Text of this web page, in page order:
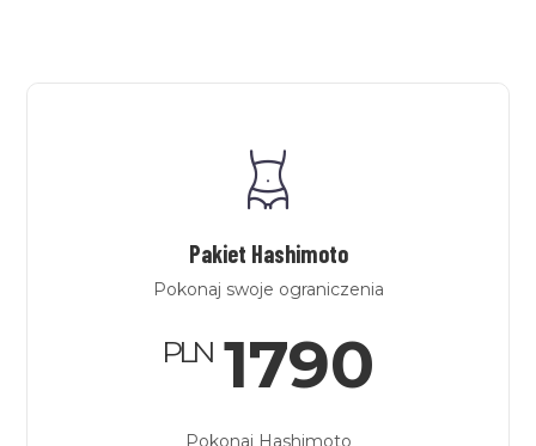
Pakiet Hashimoto
Pokonaj swoje ograniczenia
PLN 1790
Pokonaj Hashimoto